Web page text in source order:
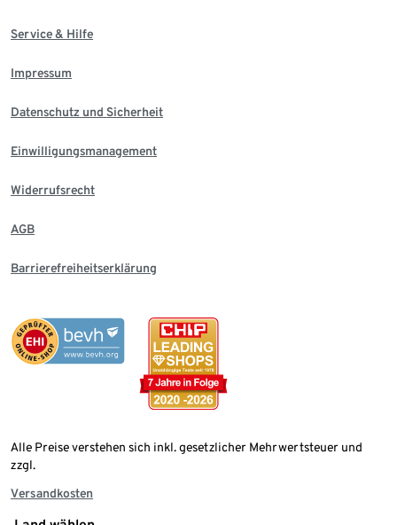
Service & Hilfe
Impressum
Datenschutz und Sicherheit
Einwilligungsmanagement
Widerrufsrecht
AGB
Barrierefreiheitserklärung
Alle Preise verstehen sich inkl. gesetzlicher Mehrwertsteuer und
zzgl.
Versandkosten